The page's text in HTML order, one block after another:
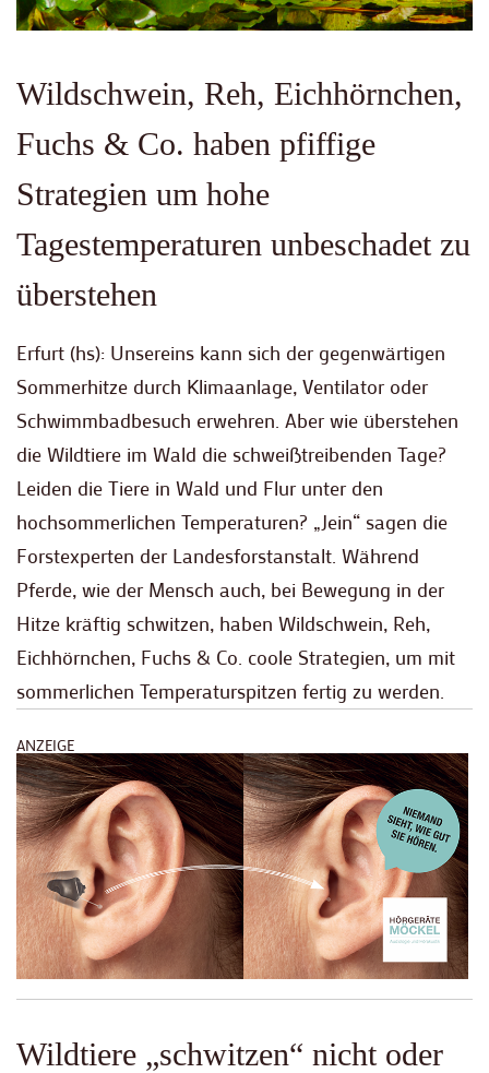
Wildschwein, Reh, Eichhörnchen,
Fuchs & Co. haben pfiffige
Strategien um hohe
Tagestemperaturen unbeschadet zu
überstehen
Erfurt (hs): Unsereins kann sich der gegenwärtigen
Sommerhitze durch Klimaanlage, Ventilator oder
Schwimmbadbesuch erwehren. Aber wie überstehen
die Wildtiere im Wald die schweißtreibenden Tage?
Leiden die Tiere in Wald und Flur unter den
hochsommerlichen Temperaturen? „Jein“ sagen die
Forstexperten der Landesforstanstalt. Während
Pferde, wie der Mensch auch, bei Bewegung in der
Hitze kräftig schwitzen, haben Wildschwein, Reh,
Eichhörnchen, Fuchs & Co. coole Strategien, um mit
sommerlichen Temperaturspitzen fertig zu werden.
ANZEIGE
Wildtiere „schwitzen“ nicht oder